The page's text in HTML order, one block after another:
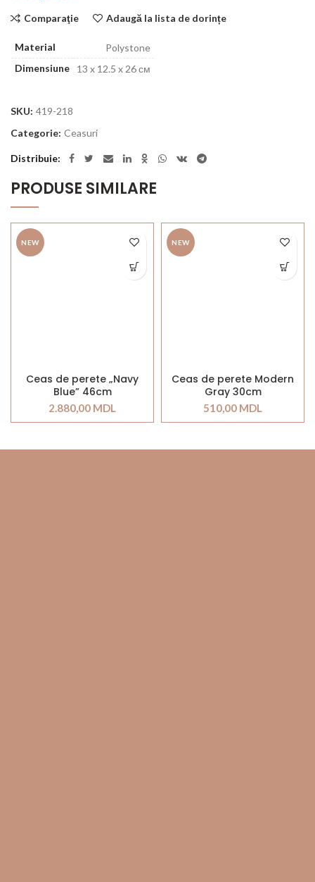
Comparaţie Adaugă la lista de dorințe
Material
Polystone
Dimensiune
13 x 12.5 x 26 см
SKU: 419-218
Categorie: Ceasuri
Distribuie
PRODUSE SIMILARE
NEW
Ceas de perete „Navy
Blue” 46cm
2.880,00 MDL
NEW
Ceas de perete Modern
Gray 30cm
510,00 MDL